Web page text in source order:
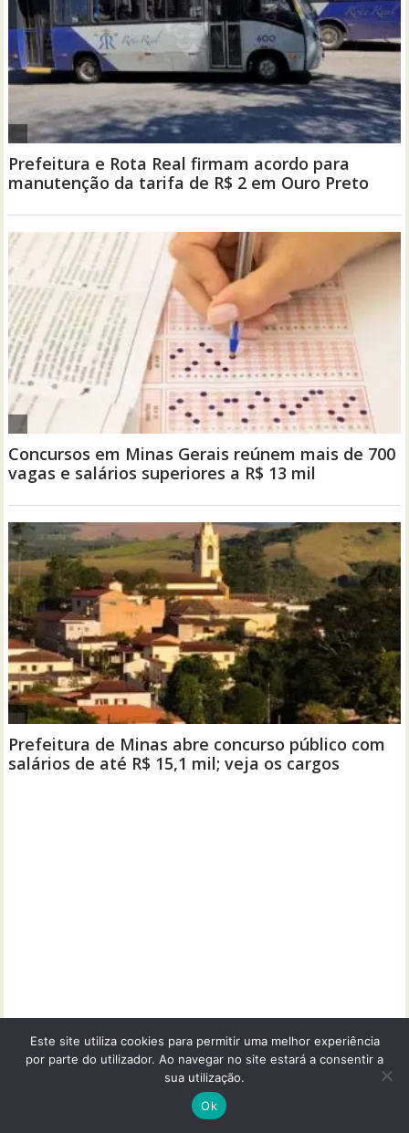
Este site utiliza cookies para permitir uma melhor experiência
por parte do utilizador. Ao navegar no site estará a consentir a
sua utilização.
Ok